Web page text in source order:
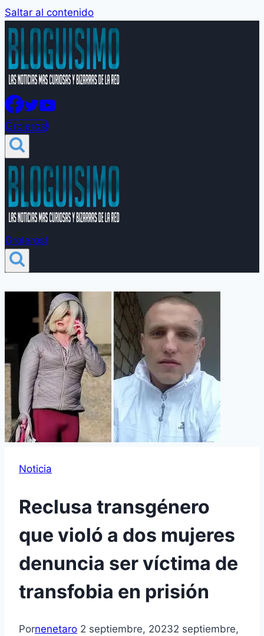
Saltar al contenido
Groleros!
Groleros!
Noticia
Reclusa transgénero
que violó a dos mujeres
denuncia ser víctima de
transfobia en prisión
Pornenetaro 2 septiembre, 20232 septiembre,